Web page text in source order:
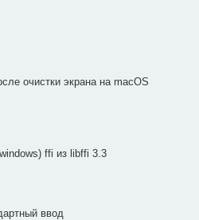
очистки экрана на macOS
ffi из libffi 3.3
ввод